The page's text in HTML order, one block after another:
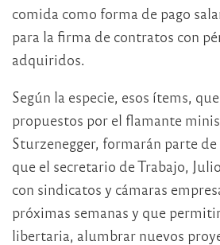
comida como forma de pago
para la firma de contratos con
adquiridos.
Según la especie, esos ítems,
propuestos por el flamante
Sturzenegger, formarán parte
que el secretario de Trabajo,
con sindicatos y cámaras
próximas semanas y que
libertaria, alumbrar nuevos